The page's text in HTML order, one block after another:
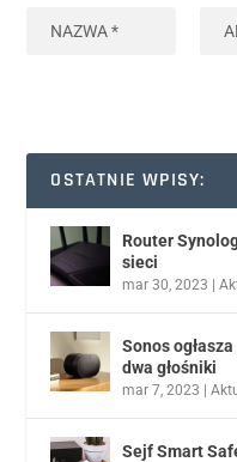
OSTATNIE WPISY:
Router
sieci
mar 30, 2023 |
Sonos
dwa głośniki
mar 7, 2023 |
Sejf Smart